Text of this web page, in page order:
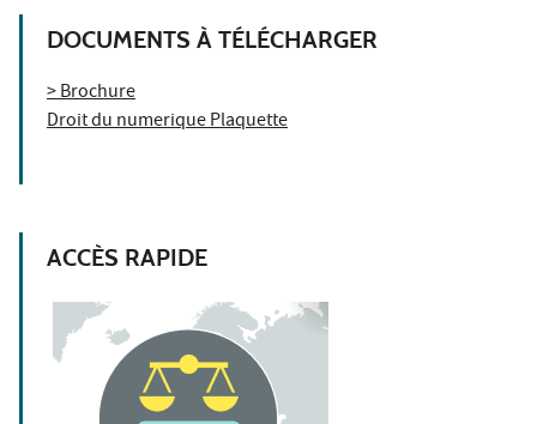
DOCUMENTS À TÉLÉCHARGER
> Brochure
Droit du numerique Plaquette
ACCÈS RAPIDE